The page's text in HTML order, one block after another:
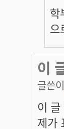
학
으
이
글쓴
이
제가